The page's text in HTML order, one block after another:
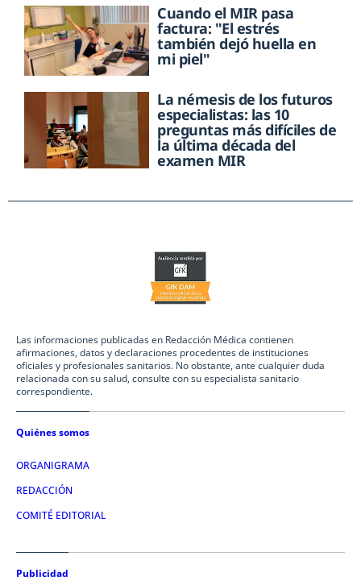
Cuando el MIR pasa
factura: "El estrés
también dejó huella en
mi piel"
La némesis de los futuros
especialistas: las 10
preguntas más difíciles de
la última década del
examen MIR
Las informaciones publicadas en Redacción Médica contienen
afirmaciones, datos y declaraciones procedentes de instituciones
oficiales y profesionales sanitarios. No obstante, ante cualquier duda
relacionada con su salud, consulte con su especialista sanitario
correspondiente.
Quiénes somos
ORGANIGRAMA
REDACCIÓN
COMITÉ EDITORIAL
Publicidad